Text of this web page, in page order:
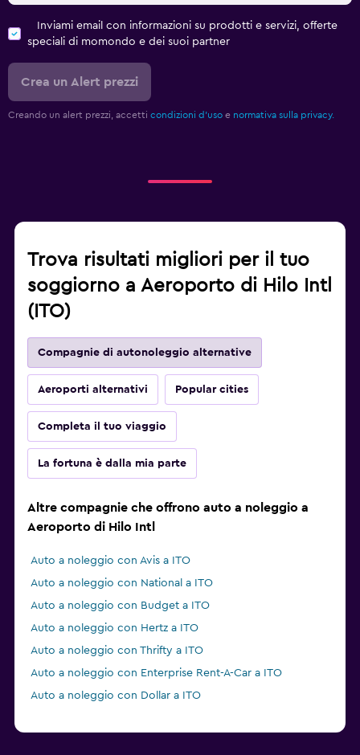
Inviami email con informazioni su prodotti e servizi, offerte
speciali di momondo e dei suoi partner
Crea un Alert prezzi
Creando un alert prezzi, accetti condizioni d'uso e normativa sulla privacy.
Trova risultati migliori per il tuo
soggiorno a Aeroporto di Hilo Intl
(ITO)
Compagnie di autonoleggio alternative
Aeroporti alternativi Popular cities
Completa il tuo viaggio
La fortuna è dalla mia parte
Altre compagnie che offrono auto a noleggio a
Aeroporto di Hilo Intl
Auto a noleggio con Avis a ITO
Auto a noleggio con National a ITO
Auto a noleggio con Budget a ITO
Auto a noleggio con Hertz a ITO
Auto a noleggio con Thrifty a ITO
Auto a noleggio con Enterprise Rent-A-Car a ITO
Auto a noleggio con Dollar a ITO